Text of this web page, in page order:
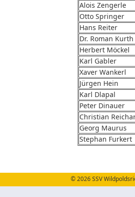
Alois Zengerle
Otto Springer
Hans Reiter
Dr. Roman Kurth
Herbert Möckel
Karl Gabler
Xaver Wankerl
Jürgen Hein
Karl Dlapal
Peter Dinauer
Christian
Georg Maurus
Stephan Furkert
© 2026 SSV